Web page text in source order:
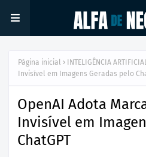
Página inicial INTELIGÊNCIA
Invisível em Imagens Geradas pelo
OpenAI Adota
Invisível em
ChatGPT